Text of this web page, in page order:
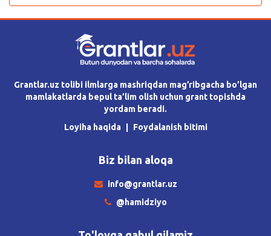
Grantlar.uz tolibi ilmlarga mashriqdan mag’ribgacha bo’lgan
mamlakatlarda bepul ta’lim olish uchun grant topishda
yordam beradi.
Loyiha haqida
Foydalanish bitimi
Biz bilan aloqa
info@grantlar.uz
@hamidziyo